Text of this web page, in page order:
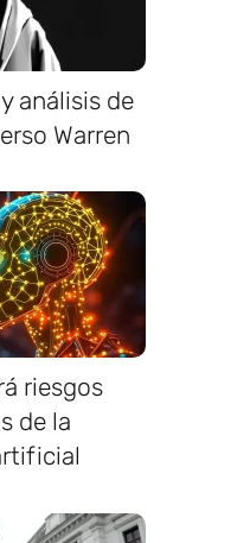
análisis de
Warren
riesgos
de la